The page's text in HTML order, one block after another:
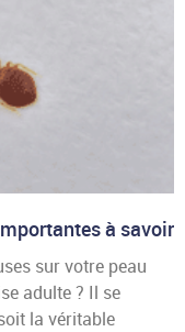
à savoir
sur votre peau
adulte ? Il se
la véritable